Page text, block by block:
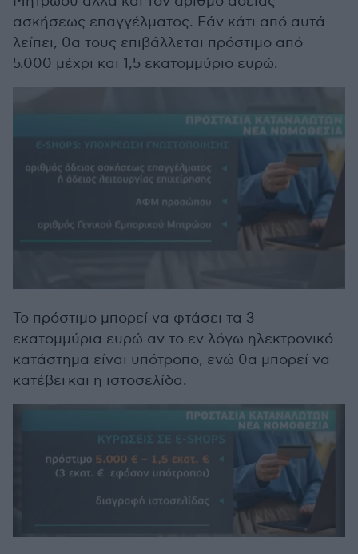
ασκήσεως επαγγέλματος. Εάν κάτι από αυτά
λείπει, θα τους επιβάλλεται πρόστιμο από
5.000 μέχρι και 1,5 εκατομμύριο ευρώ.
Το πρόστιμο μπορεί να φτάσει τα 3
εκατομμύρια ευρώ αν το εν λόγω ηλεκτρονικό
κατάστημα είναι υπότροπο, ενώ θα μπορεί να
κατέβει και η ιστοσελίδα.